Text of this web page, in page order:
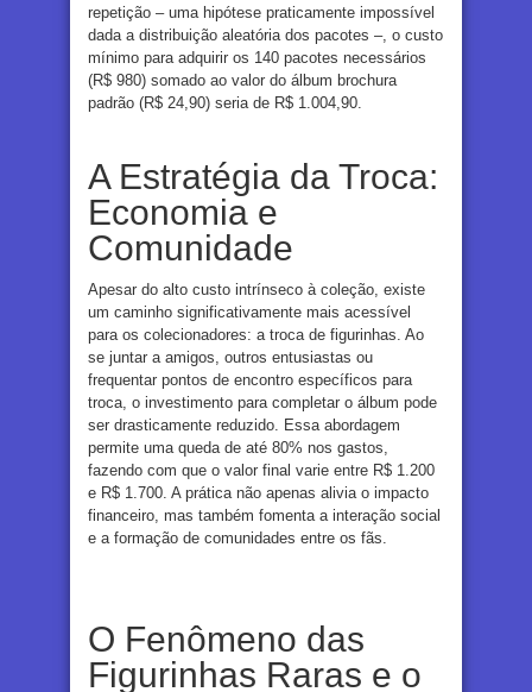
repetição – uma hipótese praticamente impossível
dada a distribuição aleatória dos pacotes –, o custo
mínimo para adquirir os 140 pacotes necessários
(R$ 980) somado ao valor do álbum brochura
padrão (R$ 24,90) seria de R$ 1.004,90.
A Estratégia da Troca:
Economia e
Comunidade
Apesar do alto custo intrínseco à coleção, existe
um caminho significativamente mais acessível
para os colecionadores: a troca de figurinhas. Ao
se juntar a amigos, outros entusiastas ou
frequentar pontos de encontro específicos para
troca, o investimento para completar o álbum pode
ser drasticamente reduzido. Essa abordagem
permite uma queda de até 80% nos gastos,
fazendo com que o valor final varie entre R$ 1.200
e R$ 1.700. A prática não apenas alivia o impacto
financeiro, mas também fomenta a interação social
e a formação de comunidades entre os fãs.
O Fenômeno das
Figurinhas Raras e o